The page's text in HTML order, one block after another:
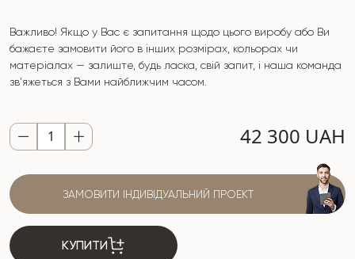
Важливо! Якщо у Вас є запитання щодо цього виробу або Ви
бажаєте замовити його в інших розмірах, кольорах чи
матеріалах — залиште, будь ласка, свій запит, і наша команда
зв'яжеться з Вами найближчим часом.
42 300 UAH
ЗАМОВИТИ ІНДИВІДУАЛЬНИЙ ПРОЕКТ
КУПИТИ